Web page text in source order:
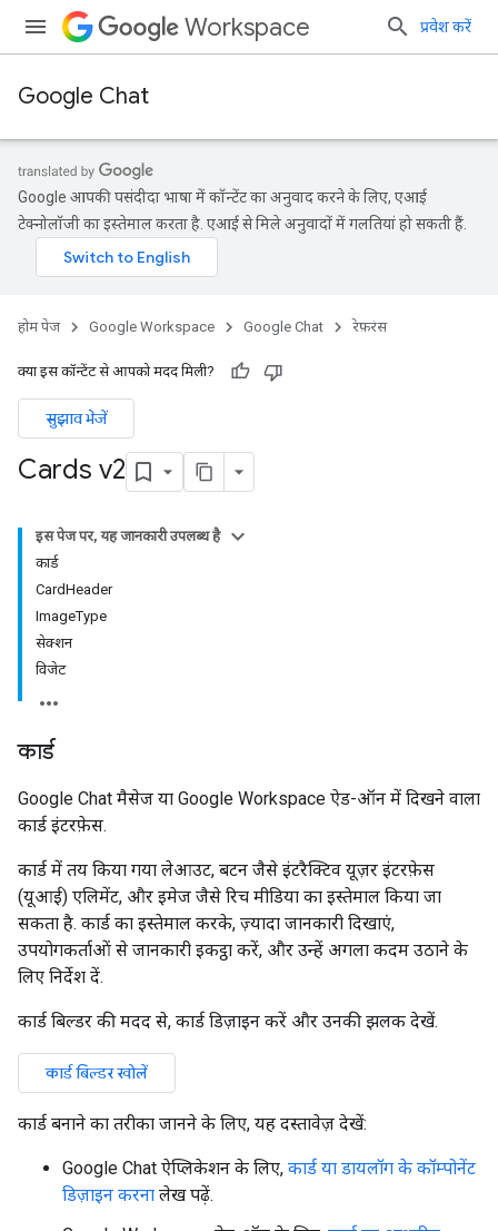
Workspace प्रवेश करें
Google Chat
Google आपकी पसंदीदा भाषा में कॉन्टेंट का अनुवाद करने के लिए, एआई
टेक्नोलॉजी का इस्तेमाल करता है. एआई से मिले अनुवादों में गलतियां हो सकती हैं.
होम पेज Google Workspace Google Chat रेफ़रंस
क्या इस कॉन्टेंट से आपको मदद मिली?
सुझाव भेजें
Cards v2
इस पेज पर, यह जानकारी उपलब्ध है
कार्ड
CardHeader
ImageType
सेक्शन
विजेट
कार्ड
Google Chat मैसेज या Google Workspace ऐड-ऑन में दिखने वाला
कार्ड इंटरफ़ेस.
कार्ड में तय किया गया लेआउट, बटन जैसे इंटरैक्टिव यूज़र इंटरफ़ेस
(यूआई) एलिमेंट, और इमेज जैसे रिच मीडिया का इस्तेमाल किया जा
सकता है. कार्ड का इस्तेमाल करके, ज़्यादा जानकारी दिखाएं,
उपयोगकर्ताओं से जानकारी इकट्ठा करें, और उन्हें अगला कदम उठाने के
लिए निर्देश दें.
कार्ड बिल्डर की मदद से, कार्ड डिज़ाइन करें और उनकी झलक देखें.
कार्ड बिल्डर खोलें
कार्ड बनाने का तरीका जानने के लिए, यह दस्तावेज़ देखें:
Google Chat ऐप्लिकेशन के लिए, कार्ड या डायलॉग के कॉम्पोनेंट
डिज़ाइन करना लेख पढ़ें.